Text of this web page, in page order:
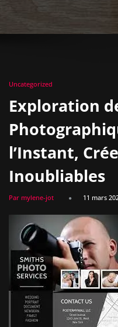
Uncategorized
Exploration
l’Instant,
Inoubliables
Par mylene-jot 11 mars